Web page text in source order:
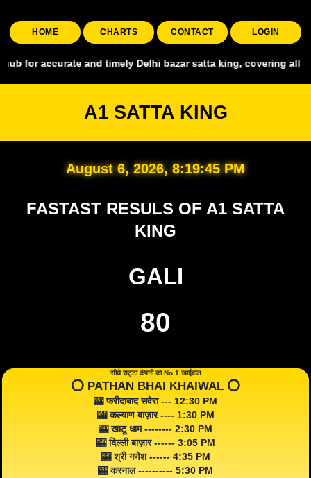
HOME CHARTS CONTACT LOGIN
and timely Delhi bazar satta king, covering all major
A1 SATTA KING
August 6, 2026, 8:19:46 PM
FASTAST RESULS OF A1 SATTA
KING
GALI
80
सीधे सट्टा कंपनी का No 1 खाईवाल
⭕️ PATHAN BHAI KHAIWAL ⭕️
🎰 फरीदाबाद सवेरा --- 12:30 PM
🎰 कल्याण बाज़ार ---- 1:30 PM
🎰 खाटू धाम -------- 2:30 PM
🎰 दिल्ली बाज़ार ------ 3:05 PM
🎰 श्री गणेश ------ 4:35 PM
🎰 करनाल ---------- 5:30 PM